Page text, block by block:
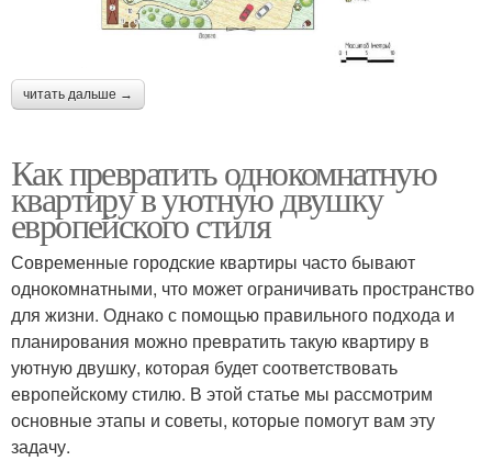
читать дальше →
Как превратить однокомнатную
квартиру в уютную двушку
европейского стиля
Современные городские квартиры часто бывают
однокомнатными, что может ограничивать пространство
для жизни. Однако с помощью правильного подхода и
планирования можно превратить такую квартиру в
уютную двушку, которая будет соответствовать
европейскому стилю. В этой статье мы рассмотрим
основные этапы и советы, которые помогут вам эту
задачу.